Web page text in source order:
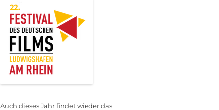
Auch dieses Jahr findet wieder das